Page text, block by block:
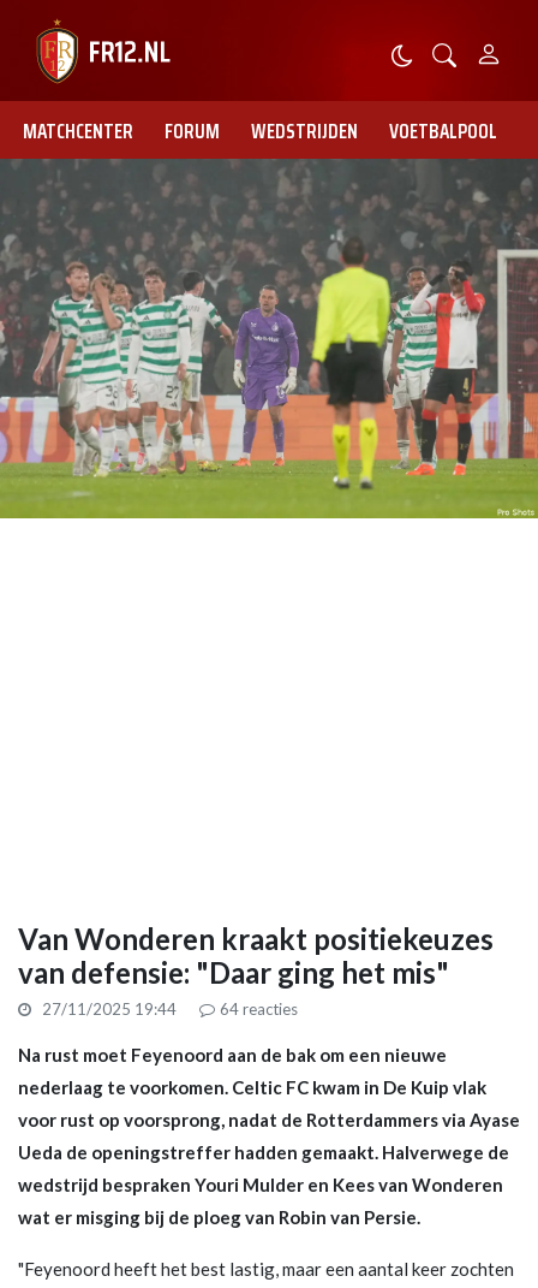
MATCHCENTER FORUM WEDSTRIJDEN VOETBALPOOL
Van Wonderen kraakt positiekeuzes
van defensie: "Daar ging het mis"
27/11/2025 19:44 64reacties
Na rust moet Feyenoord aan de bak om een nieuwe
nederlaag te voorkomen. Celtic FC kwam in De Kuip vlak
voor rust op voorsprong, nadat de Rotterdammers via Ayase
Ueda de openingstreffer hadden gemaakt. Halverwege de
wedstrijd bespraken Youri Mulder en Kees van Wonderen
wat er misging bij de ploeg van Robin van Persie.
"Feyenoord heeft het best lastig, maar een aantal keer zochten